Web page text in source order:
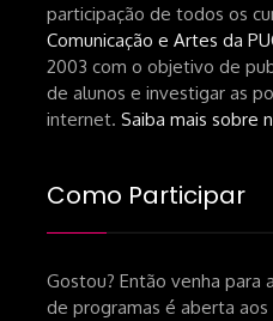
participação de todos os
Comunicação e Artes da
2003 com o objetivo de
de alunos e investigar as
internet. Saiba mais sobre
Como Participar
Gostou? Então venha para
de programas é aberta aos